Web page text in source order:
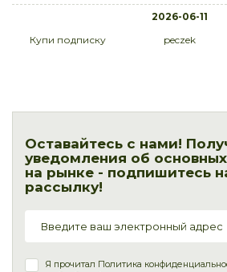
2026-06-11
Купи подписку
peczek
Оставайтесь с нами!
уведомления об
на рынке - подпишитесь
рассылку!
Я прочитал Политика